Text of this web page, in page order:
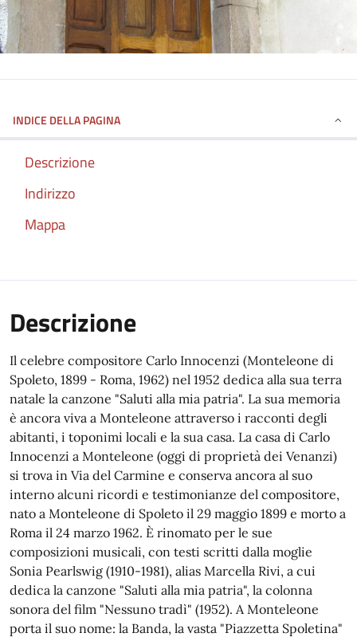
INDICE DELLA PAGINA
Descrizione
Indirizzo
Mappa
Descrizione
Il celebre compositore Carlo Innocenzi (Monteleone di
Spoleto, 1899 - Roma, 1962) nel 1952 dedica alla sua terra
natale la canzone "Saluti alla mia patria". La sua memoria
è ancora viva a Monteleone attraverso i racconti degli
abitanti, i toponimi locali e la sua casa. La casa di Carlo
Innocenzi a Monteleone (oggi di proprietà dei Venanzi)
si trova in Via del Carmine e conserva ancora al suo
interno alcuni ricordi e testimonianze del compositore,
nato a Monteleone di Spoleto il 29 maggio 1899 e morto a
Roma il 24 marzo 1962. È rinomato per le sue
composizioni musicali, con testi scritti dalla moglie
Sonia Pearlswig (1910-1981), alias Marcella Rivi, a cui
dedica la canzone "Saluti alla mia patria", la colonna
sonora del film "Nessuno tradì" (1952). A Monteleone
porta il suo nome: la Banda, la vasta "Piazzetta Spoletina"